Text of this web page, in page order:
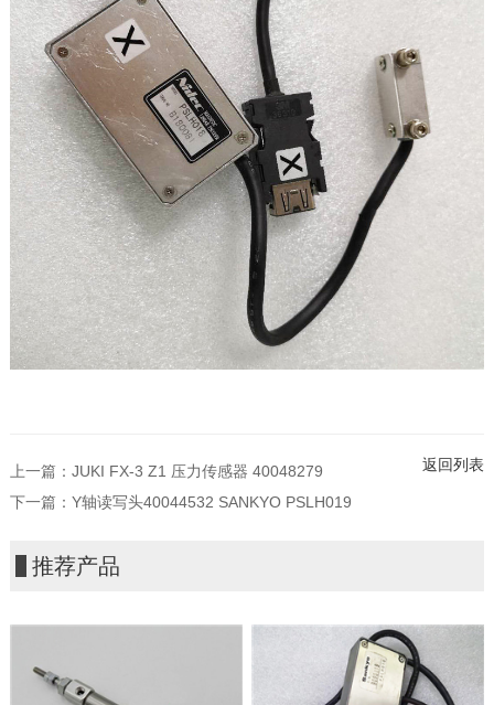
上一篇： JUKI FX-3 Z1 压力传感器 40048279
下一篇： Y轴读写头40044532 SANKYO PSLH019
返回列表
推荐产品